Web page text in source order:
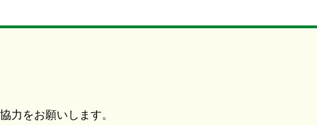
力をお願いします。